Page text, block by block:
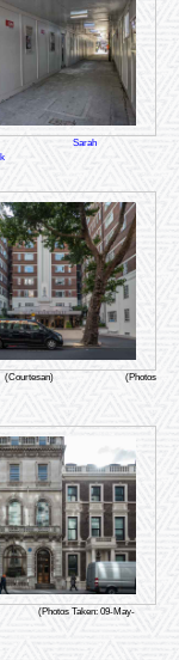
Sarah
(Courtesan)
(Photos
(Photos Taken: 09-May-